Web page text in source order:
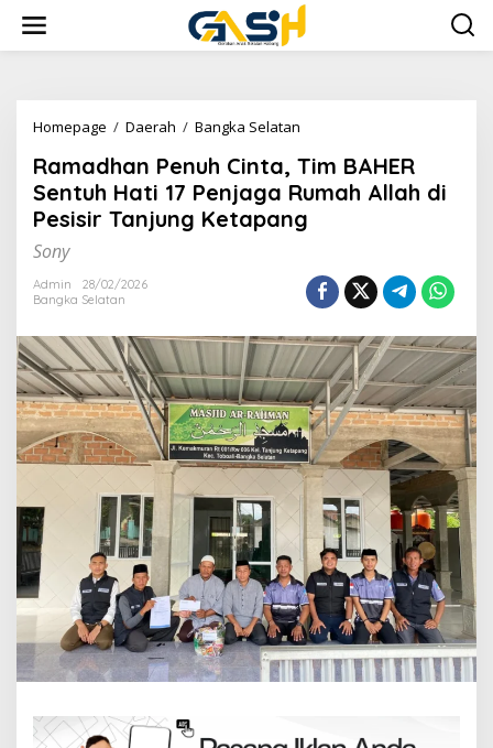
konten
Homepage / Daerah / Bangka Selatan
Cinta,
Tim
BAHER
Sentuh
Penjaga
Rumah
di
Pesisir
Tanjung
Ketapang
Ramadhan Penuh Cinta, Tim BAHER
Sentuh Hati 17 Penjaga Rumah Allah di
Pesisir Tanjung Ketapang
Sony
Admin
28/02/2026
Bangka Selatan